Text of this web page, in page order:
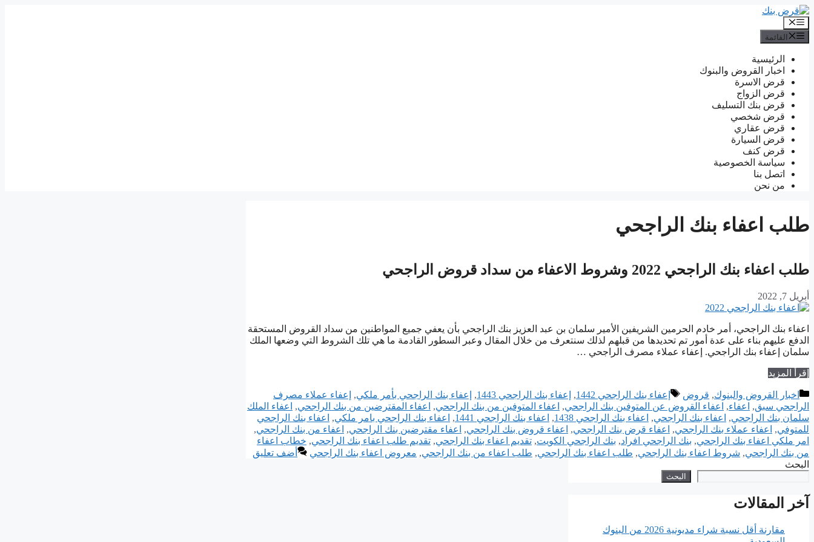
انتقل
إلى
المحتوى
القائمة
القائمة
الرئيسية
اخبار القروض والبنوك
قرض الاسرة
قرض الزواج
قرض بنك التسليف
قرض شخصي
قرض عقاري
قرض السيارة
قرض كنف
سياسة الخصوصية
اتصل بنا
من نحن
طلب اعفاء بنك الراجحي
طلب اعفاء بنك الراجحي 2022 وشروط الاعفاء من سداد قروض الراجحي
أبريل 7, 2022
اعفاء بنك الراجحي، أمر خادم الحرمين الشريفين الأمير سلمان بن عبد العزيز بنك الراجحي بأن يعفي جميع المواطنين من سداد القروض المستحقة
الدفع عليهم بناء على عدة أمور تم تحديدها من قبلهم لذلك سنتعرف من خلال المقال وعبر السطور القادمة ما هي تلك الشروط التي وضعها الملك
سلمان إعفاء بنك الراجحي. إعفاء عملاء مصرف الراجحي …
إقرأ المزيد
التصنيفات
اخبار القروض والبنوك, قروض الوسوم
إعفاء بنك الراجحي 1442 , إعفاء بنك الراجحي 1443 , إعفاء بنك الراجحي بأمر ملكي,
إعفاء عملاء مصرف
الراجحي سبق, اعفاء, اعفاء القروض عن المتوفين بنك الراجحي, اعفاء المتوفين من بنك الراجحي, اعفاء المقترضين من بنك الراجحي,
اعفاء الملك
سلمان بنك الراجحي, اعفاء بنك الراجحي, اعفاء بنك الراجحي 1438 , اعفاء بنك الراجحي 1441 , اعفاء بنك الراجحي بامر ملكي,
اعفاء بنك الراجحي
للمتوفي, اعفاء عملاء بنك الراجحي, اعفاء قرض بنك الراجحي, اعفاء قروض بنك الراجحي, اعفاء مقترضين بنك الراجحي, اعفاء من بنك الراجحي,
امر ملكي اعفاء بنك الراجحي, بنك الراجحي افراد, بنك الراجحي الكويت, تقديم اعفاء بنك الراجحي, تقديم طلب اعفاء بنك الراجحي, خطاب اعفاء
من بنك الراجحي, شروط اعفاء بنك الراجحي, طلب اعفاء بنك الراجحي, طلب اعفاء من بنك الراجحي, معروض اعفاء بنك الراجحي
أضف تعليق
البحث
البحث
آخر المقالات
مقارنة أقل نسبة شراء مديونية 2026 من البنوك